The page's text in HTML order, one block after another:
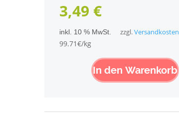
Bio
ganz
Menge
3,49 €
inkl. 10 % MwSt. zzgl.Versandkosten
99.71€/kg
In den Warenkorb